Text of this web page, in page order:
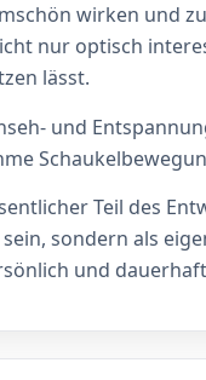
wirken und
nur optisch
lässt.
und
Teil des
sondern als
und